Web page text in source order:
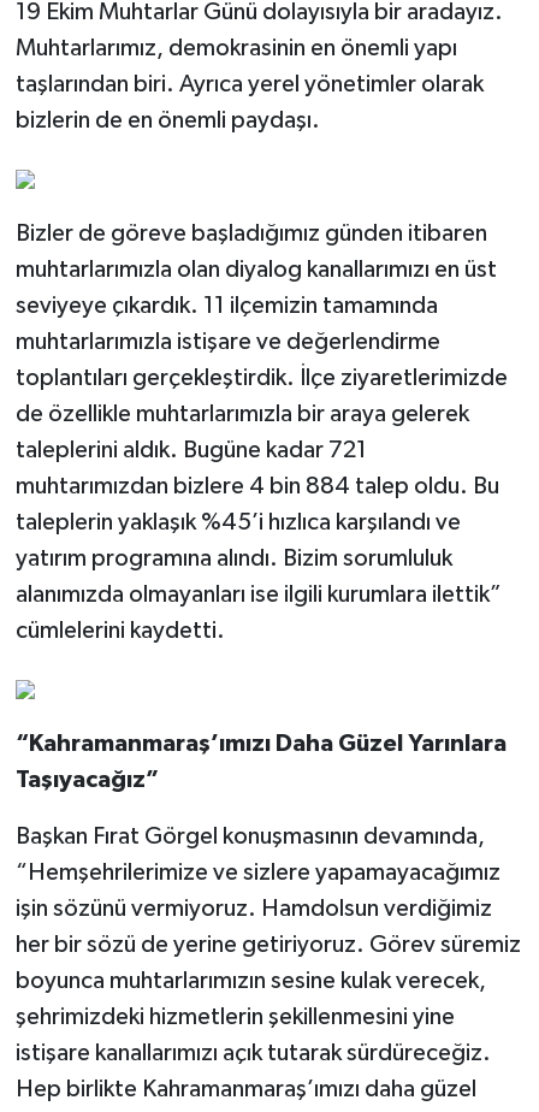
19 Ekim Muhtarlar Günü dolayısıyla bir aradayız.
Muhtarlarımız, demokrasinin en önemli yapı
taşlarından biri. Ayrıca yerel yönetimler olarak
bizlerin de en önemli paydaşı.
Bizler de göreve başladığımız günden itibaren
muhtarlarımızla olan diyalog kanallarımızı en üst
seviyeye çıkardık. 11 ilçemizin tamamında
muhtarlarımızla istişare ve değerlendirme
toplantıları gerçekleştirdik. İlçe ziyaretlerimizde
de özellikle muhtarlarımızla bir araya gelerek
taleplerini aldık. Bugüne kadar 721
muhtarımızdan bizlere 4 bin 884 talep oldu. Bu
taleplerin yaklaşık %45’i hızlıca karşılandı ve
yatırım programına alındı. Bizim sorumluluk
alanımızda olmayanları ise ilgili kurumlara ilettik”
cümlelerini kaydetti.
“Kahramanmaraş’ımızı Daha Güzel Yarınlara
Taşıyacağız”
Başkan Fırat Görgel konuşmasının devamında,
“Hemşehrilerimize ve sizlere yapamayacağımız
işin sözünü vermiyoruz. Hamdolsun verdiğimiz
her bir sözü de yerine getiriyoruz. Görev süremiz
boyunca muhtarlarımızın sesine kulak verecek,
şehrimizdeki hizmetlerin şekillenmesini yine
istişare kanallarımızı açık tutarak sürdüreceğiz.
Hep birlikte Kahramanmaraş’ımızı daha güzel